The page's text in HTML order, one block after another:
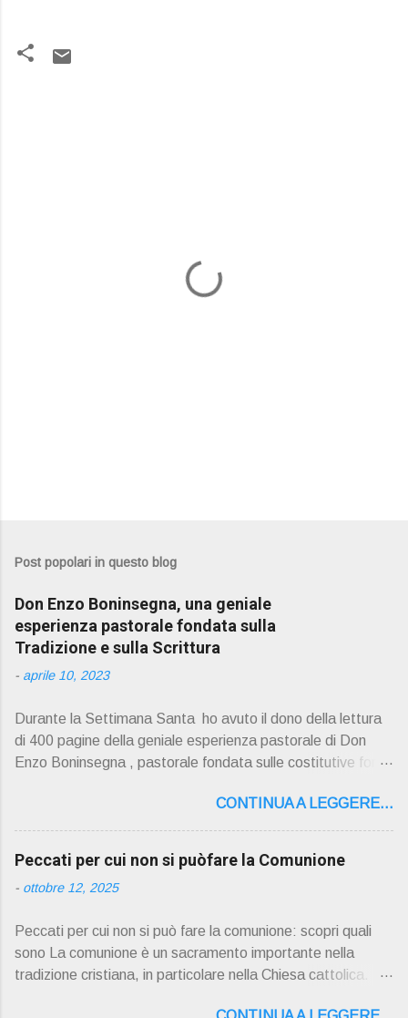
Post popolari in questo blog
Don Enzo Boninsegna, una geniale
esperienza pastorale fondata sulla
Tradizione e sulla Scrittura
- aprile 10, 2023
Durante la Settimana Santa ho avuto il dono della lettura
di 400 pagine della geniale esperienza pastorale di Don
Enzo Boninsegna , pastorale fondata sulle costitutive fon ti
Dio giunta in continuit à ecclesiale a noi per mezzo di Gesù,
degli Apostoli e dei loro successori . Io don Gino Oliosi v
orrei contribuire ad una lettura non pregiudiziale su don
Enzo Boninsegna . Per gli ultimi tempi di vita l'ho scelto
come Confessore. Del suo volume " ERO "CURATO" …
D on Enzo Boninsegna , per ordinazioni Via San Giovanni
Pupatoro,16 – 37134 Verona Tel. 045 8201679 – Cell.
338990 8824 PRESENTAZIONE R icordo che qualche
CONTINUA A LEGGERE...
Peccati per cui non si puòfare la Comunione
- ottobre 12, 2025
Peccati per cui non si può fare la comunione: scopri quali
sono La comunione è un sacramento importante nella
tradizione cristiana, in particolare nella Chiesa cattolica.